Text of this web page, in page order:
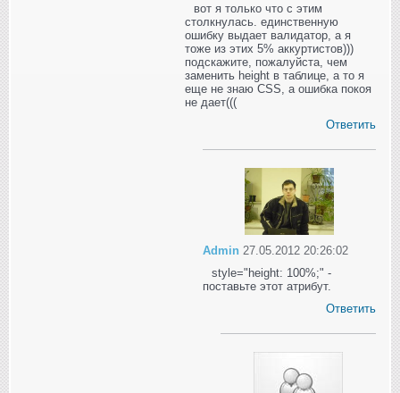
вот я только что с этим
столкнулась. единственную
ошибку выдает валидатор, а я
тоже из этих 5% аккуртистов)))
подскажите, пожалуйста, чем
заменить height в таблице, а то я
еще не знаю CSS, а ошибка покоя
не дает(((
Ответить
Admin 27.05.2012 20:26:02
style="height: 100%;" -
поставьте этот атрибут.
Ответить